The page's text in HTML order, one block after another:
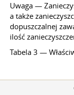
Uwaga —
a także
dopuszczalnej
ilość
Tabela 3 —